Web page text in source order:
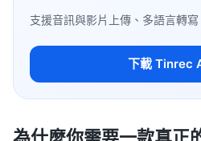
支援音訊與影片上傳、多語言轉
下載 Tinrec